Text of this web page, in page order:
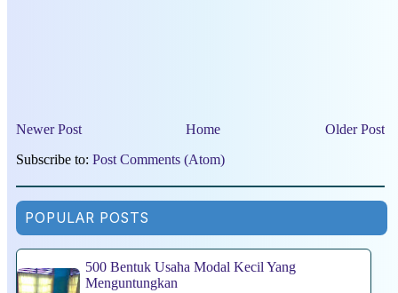
Newer Post Older Post
Home
Subscribe to: Post Comments (Atom)
POPULAR POSTS
500 Bentuk Usaha Modal Kecil Yang
Menguntungkan